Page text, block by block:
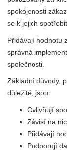
spokojenosti
se k jejich
Přidávají hodnotu
správná
společnosti.
Základní důvody,
důležité, jsou:
Ovlivňují
Závisí na
Přidávají
Podporují